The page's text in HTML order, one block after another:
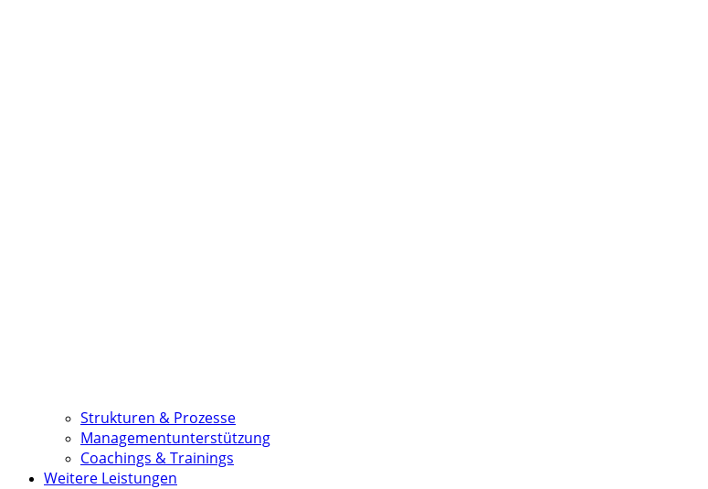
Strukturen & Prozesse
Managementunterstützung
Coachings & Trainings
Weitere Leistungen